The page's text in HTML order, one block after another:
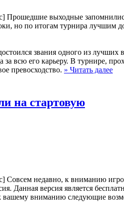
Прошедшие выходные
но по итогам турнира лучшим
звания одного из
за всю его карьеру. В турнире,
превосходство. » Читать далее
на стартовую
Совсем недавно, к вниманию
Данная версия является
к вашему вниманию следующие